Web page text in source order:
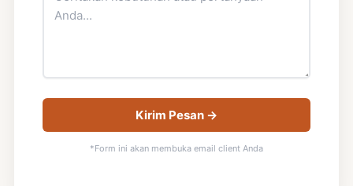
Kirim Pesan →
*Form ini akan membuka email client Anda